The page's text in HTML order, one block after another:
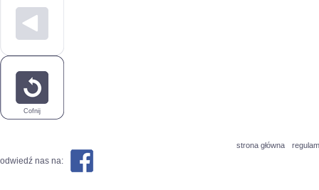
Cofnij
strona główna
odwiedź nas na: